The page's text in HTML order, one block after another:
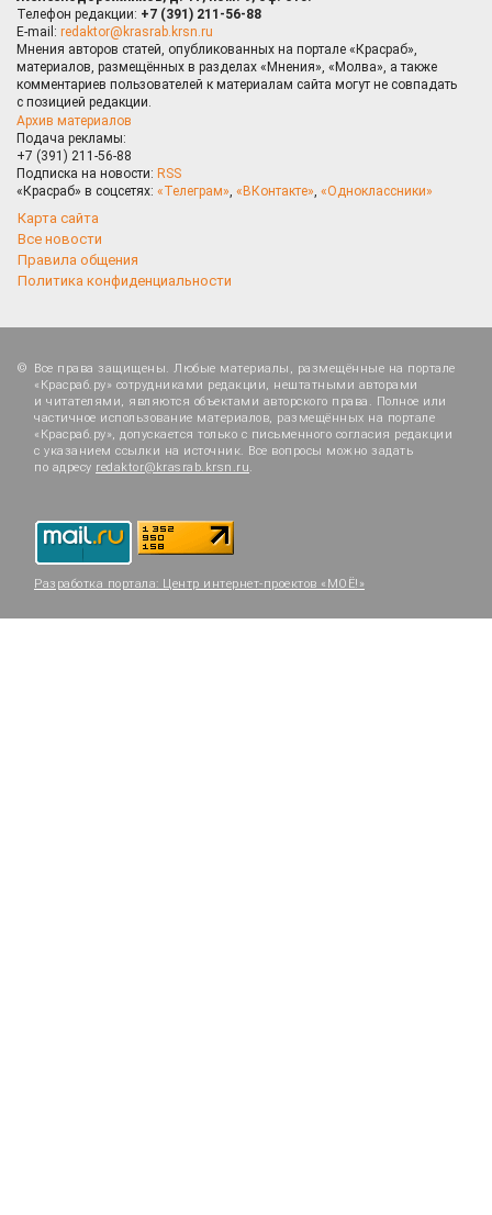
Телефон редакции: +7 (391) 211-56-88
E-mail: redaktor@krasrab.krsn.ru
Мнения авторов статей, опубликованных на портале «Красраб»,
материалов, размещённых в разделах «Мнения», «Молва», а также
комментариев пользователей к материалам сайта могут не совпадать
с позицией редакции.
Архив материалов
Подача рекламы:
+7 (391) 211-56-88
Подписка на новости: RSS
«Красраб» в соцсетях: «Телеграм», «ВКонтакте», «Одноклассники»
Карта сайта
Все новости
Правила общения
Политика конфиденциальности
Все права защищены. Любые материалы, размещённые на портале
«Красраб.ру» сотрудниками редакции, нештатными авторами
и читателями, являются объектами авторского права. Полное или
частичное использование материалов, размещённых на портале
«Красраб.ру», допускается только с письменного согласия редакции
с указанием ссылки на источник. Все вопросы можно задать
по адресу redaktor@krasrab.krsn.ru.
Разработка портала: Центр интернет-проектов «МОЁ!»